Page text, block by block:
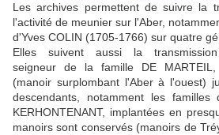
Les archives permettent de suivre la
l'activité de meunier sur l'Aber,
d'Yves COLIN (1705-1766) sur quatre
Elles suivent aussi la
seigneur de la famille DE
(manoir surplombant l'Aber à l'ouest)
descendants, notamment les
KERHONTENANT, implantées en
manoirs sont conservés (manoirs de